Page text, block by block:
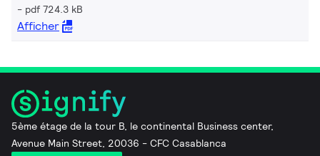
pdf 724.3 kB
Afficher
5ème étage de la tour B, le continental Business center,
Avenue Main Street, 20036 - CFC Casablanca